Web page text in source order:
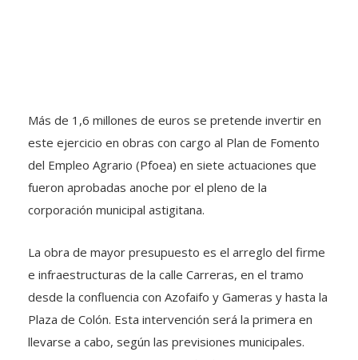
Más de 1,6 millones de euros se pretende invertir en
este ejercicio en obras con cargo al Plan de Fomento
del Empleo Agrario (Pfoea) en siete actuaciones que
fueron aprobadas anoche por el pleno de la
corporación municipal astigitana.
La obra de mayor presupuesto es el arreglo del firme
e infraestructuras de la calle Carreras, en el tramo
desde la confluencia con Azofaifo y Gameras y hasta la
Plaza de Colón. Esta intervención será la primera en
llevarse a cabo, según las previsiones municipales.